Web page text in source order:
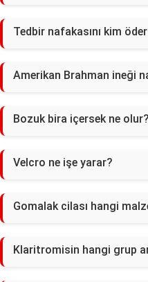
Tedbir nafakasını kim
Amerikan Brahman ineği
Bozuk bira içersek ne olur?
Velcro ne işe yarar?
Gomalak cilası hangi
Klaritromisin hangi grup